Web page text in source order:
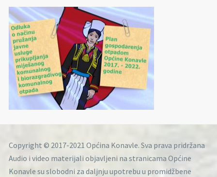
Copyright © 2017-2021 Općina Konavle. Sva prava pridržana
Audio i video materijali objavljeni na stranicama Općine
Konavle su slobodni za daljnju upotrebu u promidžbene